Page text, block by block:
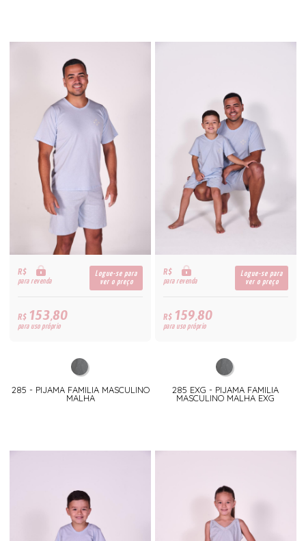
R$
para revenda
Logue-se para
ver o preço
R$153,80
para uso próprio
285 - PIJAMA FAMILIA MASCULINO
MALHA
R$
para revenda
Logue-se para
ver o preço
R$159,80
para uso próprio
285 EXG - PIJAMA FAMILIA
MASCULINO MALHA EXG